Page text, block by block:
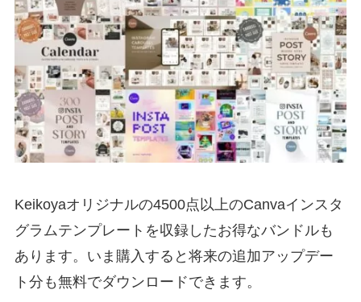
Keikoyaオリジナルの4500点以上のCanvaインスタ
グラムテンプレートを収録したお得なバンドルも
あります。いま購入すると将来の追加アップデー
ト分も無料でダウンロードできます。